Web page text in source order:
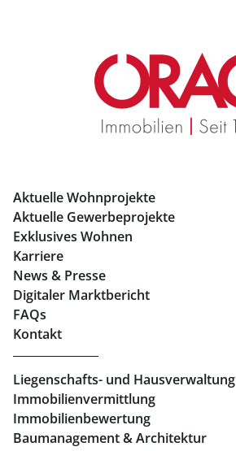
Immobilien in Graz
Mietwohnungen Graz
Eigentumswohnungen Graz
Geschäftslokale mieten Graz
Immobilien in Linz
Eigentumswohnungen Linz
Büros mieten Linz
Geschäftslokale mieten Linz
Aktuelle Wohnprojekte
Aktuelle Gewerbeprojekte
Exklusives Wohnen
Karriere
News & Presse
Digitaler Marktbericht
FAQs
Kontakt
Liegenschafts- und Hausverwaltung
Immobilienvermittlung
Immobilienbewertung
Baumanagement & Architektur